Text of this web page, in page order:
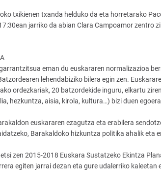
txikienen txanda helduko da eta horretarako
jarriko da abian Clara Campoamor zentro
eman du euskararen normalizazioa
lehendabiziko bilera egin zen.
ordezkariak, 20 batzordekide inguru, elkartu
hezkuntza, aisia, kirola, kultura…) bizi duen
euskararen ezagutza eta erabilera
Barakaldoko hizkuntza politika ahalik eta
zen 2015-2018 Euskara Sustatzeko Ekintza
egiten jarrai dezan eta gure udalerriko